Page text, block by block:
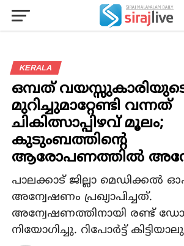
KERALA
ഒമ്പത്
മുറിച്ചുമാറ്റേണ്ടി വന്നത്
ചികിത്സാപ്പിഴവ് മൂലം;
കുടുംബത്തിന്റെ
ആരോപണത്തില്‍
പാലക്കാട് ജില്ലാ മെഡിക്കല്‍
അന്വേഷണം പ്രഖ്യാപിച്ചത്.
അന്വേഷണത്തിനായി രണ്ട്
നിയോഗിച്ചു. റിപോര്‍ട്ട്